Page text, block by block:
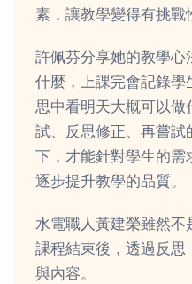
素，讓教學變得有挑戰
許佩芬分享她的教學心
什麼，上課完會記錄學
思中看明天大概可以做
試、反思修正、再嘗試
下，才能針對學生的
逐步提升教學的品質。
水電職人黃建榮雖然不
課程結束後，透過反思
與內容。